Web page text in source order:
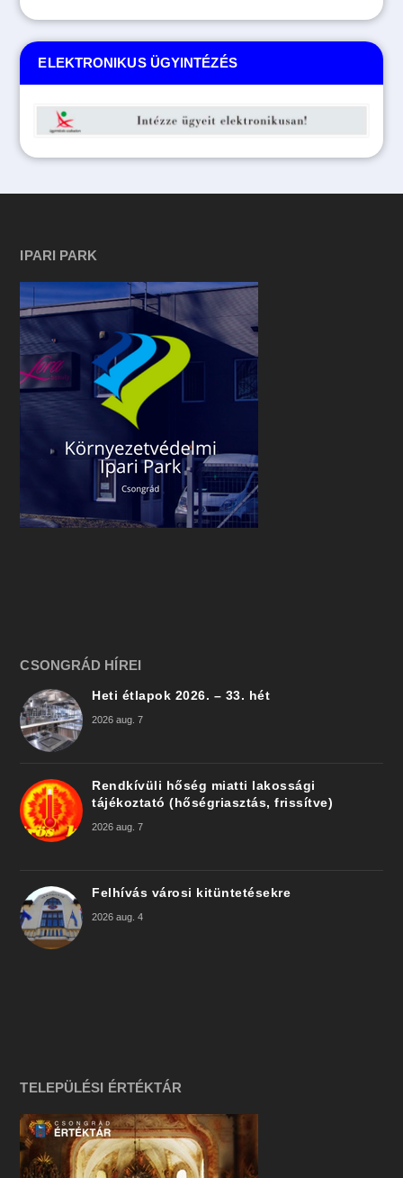
ELEKTRONIKUS ÜGYINTÉZÉS
IPARI PARK
CSONGRÁD HÍREI
Heti étlapok 2026. – 33. hét
2026 aug. 7
Rendkívüli hőség miatti lakossági
tájékoztató (hőségriasztás, frissítve)
2026 aug. 7
Felhívás városi kitüntetésekre
2026 aug. 4
TELEPÜLÉSI ÉRTÉKTÁR